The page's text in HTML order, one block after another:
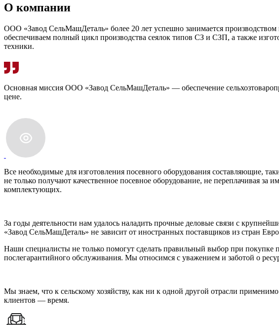
О компании
ООО «Завод СельМашДеталь» более 20 лет успешно занимается
обеспечиваем полный цикл производства сеялок типов СЗ и СЗП, а также
техники.
Основная миссия ООО «Завод СельМашДеталь» — обеспечение
цене.
Все необходимые для изготовления посевного оборудования составляющие,
не только получают качественное посевное оборудование, не переплачивая
комплектующих.
За годы деятельности нам удалось наладить прочные деловые связи с
«Завод СельМашДеталь» не зависит от иностранных поставщиков из стран
Наши специалисты не только помогут сделать правильный выбор при
послегарантийного обслуживания. Мы относимся с уважением и заботой о
Мы знаем, что к сельскому хозяйству, как ни к одной другой отрасли
клиентов — время.